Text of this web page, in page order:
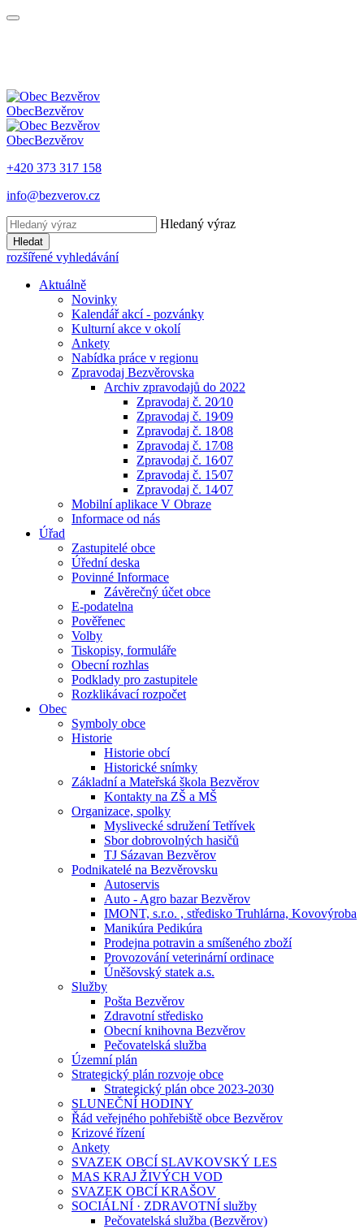
ObecBezvěrov
ObecBezvěrov
+420 373 317 158
info@bezverov.cz
Hledaný výraz
Hledat
rozšířené vyhledávání
Aktuálně
Novinky
Kalendář akcí - pozvánky
Kulturní akce v okolí
Ankety
Nabídka práce v regionu
Zpravodaj Bezvěrovska
Archiv zpravodajů do 2022
Zpravodaj č. 20⁄10
Zpravodaj č. 19⁄09
Zpravodaj č. 18⁄08
Zpravodaj č. 17⁄08
Zpravodaj č. 16⁄07
Zpravodaj č. 15⁄07
Zpravodaj č. 14⁄07
Mobilní aplikace V Obraze
Informace od nás
Úřad
Zastupitelé obce
Úřední deska
Povinné Informace
Závěrečný účet obce
E-podatelna
Pověřenec
Volby
Tiskopisy, formuláře
Obecní rozhlas
Podklady pro zastupitele
Rozklikávací rozpočet
Obec
Symboly obce
Historie
Historie obcí
Historické snímky
Základní a Mateřská škola Bezvěrov
Kontakty na ZŠ a MŠ
Organizace, spolky
Myslivecké sdružení Tetřívek
Sbor dobrovolných hasičů
TJ Sázavan Bezvěrov
Podnikatelé na Bezvěrovsku
Autoservis
Auto - Agro bazar Bezvěrov
IMONT, s.r.o. , středisko Truhlárna, Kovovýroba
Manikúra Pedikúra
Prodejna potravin a smíšeného zboží
Provozování veterinární ordinace
Úněšovský statek a.s.
Služby
Pošta Bezvěrov
Zdravotní středisko
Obecní knihovna Bezvěrov
Pečovatelská služba
Územní plán
Strategický plán rozvoje obce
Strategický plán obce 2023-2030
SLUNEČNÍ HODINY
Řád veřejného pohřebiště obce Bezvěrov
Krizové řízení
Ankety
SVAZEK OBCÍ SLAVKOVSKÝ LES
MAS KRAJ ŽIVÝCH VOD
SVAZEK OBCÍ KRAŠOV
SOCIÁLNÍ · ZDRAVOTNÍ služby
Pečovatelská služba (Bezvěrov)